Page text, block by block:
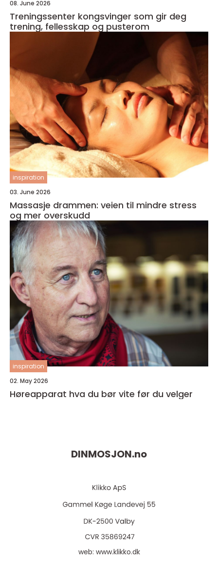
08. June 2026
Treningssenter kongsvinger som gir deg
trening, fellesskap og pusterom
inspiration
03. June 2026
Massasje drammen: veien til mindre stress
og mer overskudd
inspiration
02. May 2026
Høreapparat hva du bør vite før du velger
DINMOSJON.no
web: www.klikko.dk